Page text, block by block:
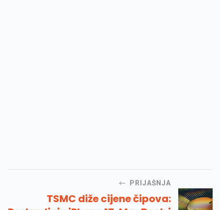
PRIJAŠNJA
TSMC diže cijene čipova: